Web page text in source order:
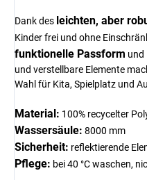
Dank des leichten, aber
Kinder frei und ohne
funktionelle Passform und
und verstellbare Elemente
Wahl für Kita, Spielplatz und
Material: 100% recycelter
Wassersäule: 8000 mm
Sicherheit: reflektierende
Pflege: bei 40 °C waschen,